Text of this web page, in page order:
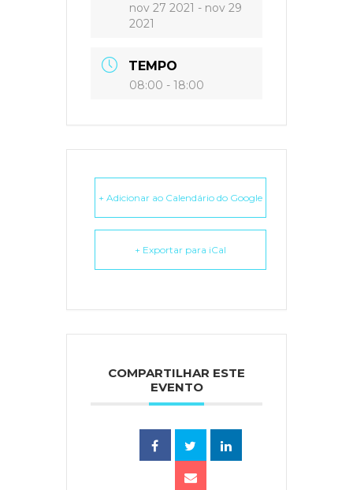
nov 27 2021 - nov 29
2021
TEMPO
08:00 - 18:00
+ Adicionar ao Calendário do Google
+ Exportar para iCal
COMPARTILHAR ESTE
EVENTO